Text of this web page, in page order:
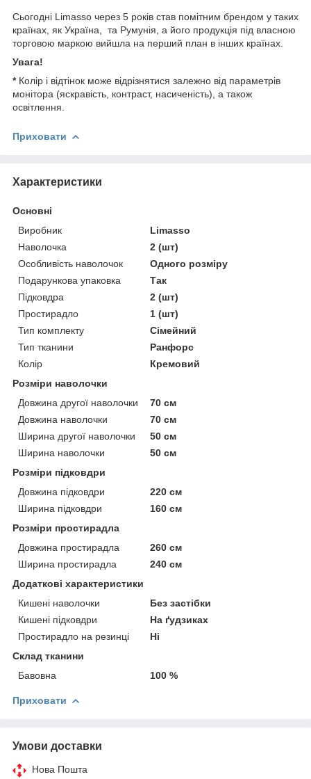
Сьогодні Limasso через 5 років став помітним брендом у таких
країнах, як Україна, та Румунія, а його продукція під власною
торговою маркою вийшла на перший план в інших країнах.
Увага!
* Колір і відтінок може відрізнятися залежно від параметрів
монітора (яскравість, контраст, насиченість), а також
освітлення.
Приховати
Характеристики
Основні
Виробник
Limasso
Наволочка
2 (шт)
Особливість наволочок
Одного розміру
Подарункова упаковка
Так
Підковдра
2 (шт)
Простирадло
1 (шт)
Тип комплекту
Сімейний
Тип тканини
Ранфорс
Колір
Кремовий
Розміри наволочки
Довжина другої наволочки
70 см
Довжина наволочки
70 см
Ширина другої наволочки
50 см
Ширина наволочки
50 см
Розміри підковдри
Довжина підковдри
220 см
Ширина підковдри
160 см
Розміри простирадла
Довжина простирадла
260 см
Ширина простирадла
240 см
Додаткові характеристики
Кишені наволочки
Без застібки
Кишені підковдри
На ґудзиках
Простирадло на резинці
Ні
Склад тканини
Бавовна
100 %
Приховати
Умови доставки
Нова Пошта